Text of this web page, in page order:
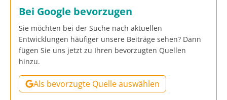
Bei Google bevorzugen
Sie möchten bei der Suche nach aktuellen
Entwicklungen häufiger unsere Beiträge sehen? Dann
fügen Sie uns jetzt zu Ihren bevorzugten Quellen
hinzu.
Als bevorzugte Quelle auswählen